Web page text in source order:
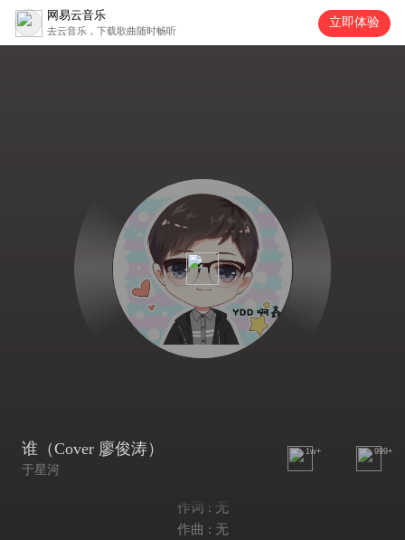
网易云音乐
去云音乐，下载歌曲随时畅听
立即体验
谁（Cover 廖俊涛）
于星河
1w+ 999+
作词 : 无
作曲 : 无